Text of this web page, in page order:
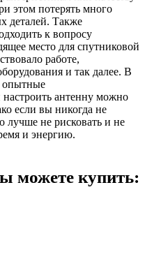
этом потерять много
деталей. Также
к вопросу
место для спутниковой
работе,
и так далее. В
опытные
настроить антенну можно
если вы никогда не
лучше не рисковать и не
и энергию.
можете купить: